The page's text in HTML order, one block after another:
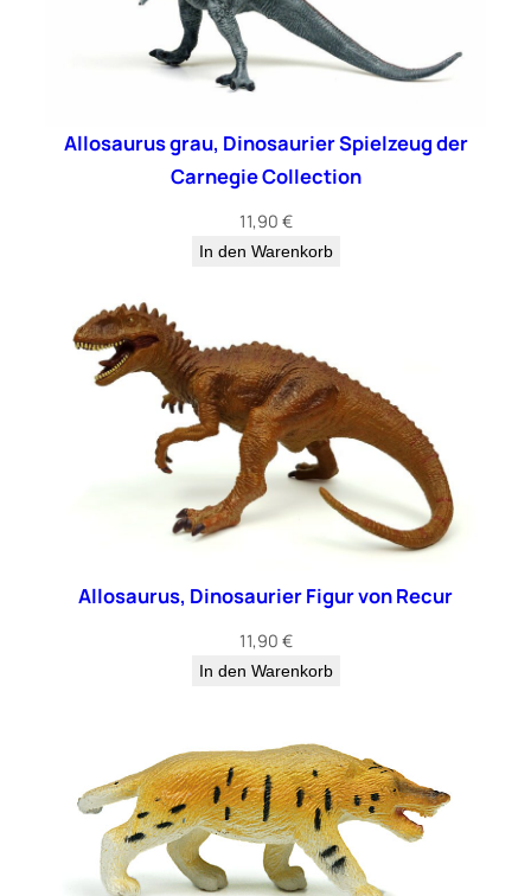
Allosaurus grau, Dinosaurier Spielzeug der
Carnegie Collection
11,90 €
In den Warenkorb
Allosaurus, Dinosaurier Figur von Recur
11,90 €
In den Warenkorb